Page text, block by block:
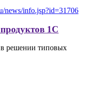
news/info.jsp?id=31706
1C
решении типовых